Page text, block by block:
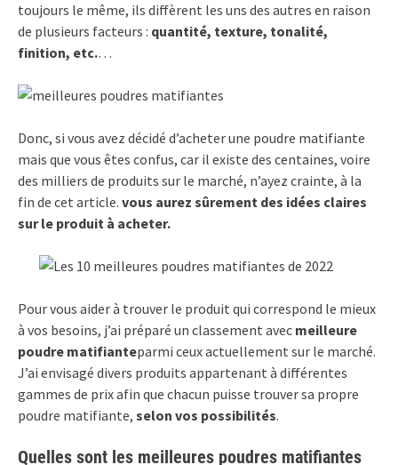
toujours le même, ils diffèrent les uns des autres en raison
de plusieurs facteurs : quantité, texture, tonalité,
finition, etc.…
Donc, si vous avez décidé d’acheter une poudre matifiante
mais que vous êtes confus, car il existe des centaines, voire
des milliers de produits sur le marché, n’ayez crainte, à la
fin de cet article. vous aurez sûrement des idées claires
sur le produit à acheter.
Pour vous aider à trouver le produit qui correspond le mieux
à vos besoins, j’ai préparé un classement avec meilleure
poudre matifianteparmi ceux actuellement sur le marché.
J’ai envisagé divers produits appartenant à différentes
gammes de prix afin que chacun puisse trouver sa propre
poudre matifiante, selon vos possibilités.
Quelles sont les meilleures poudres matifiantes